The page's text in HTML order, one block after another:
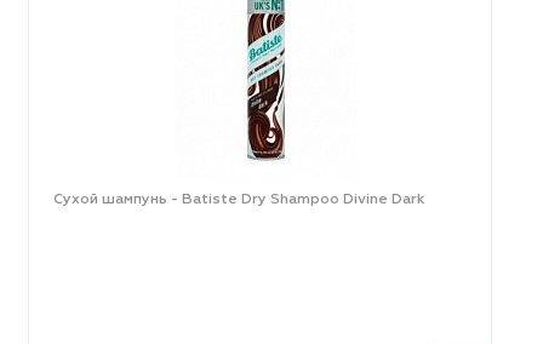
Сухой шампунь - Batiste Dry Shampoo Divine Dark